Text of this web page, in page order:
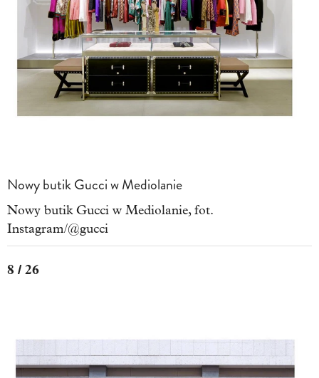
Nowy butik Gucci w Mediolanie
Nowy butik Gucci w Mediolanie, fot.
Instagram/@gucci
8 / 26